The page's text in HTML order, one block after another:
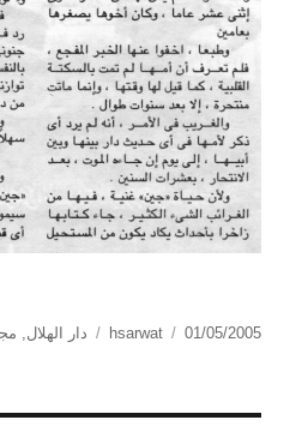
الكاتب hsarwat
نُشرت 01/05/2005 التصنيفات
دار الهلال